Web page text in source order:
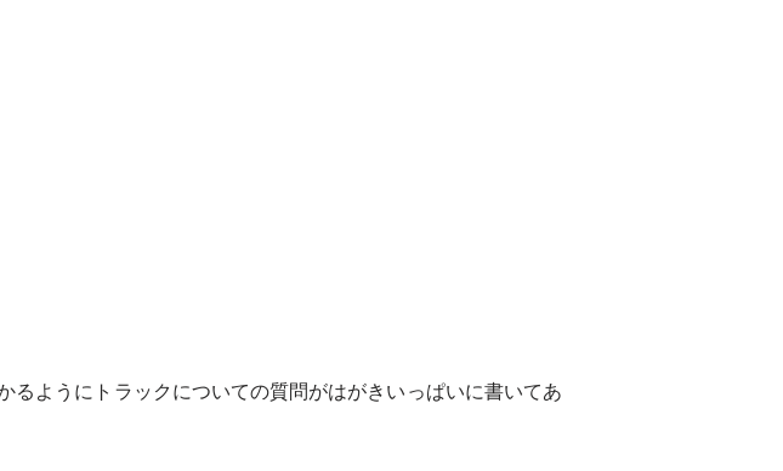
ようにトラックについての質問がはがきいっぱいに書いてあ